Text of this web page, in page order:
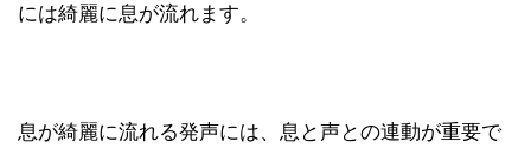
には綺麗に息が流れます。
息が綺麗に流れる発声には、息と声との連動が重要で